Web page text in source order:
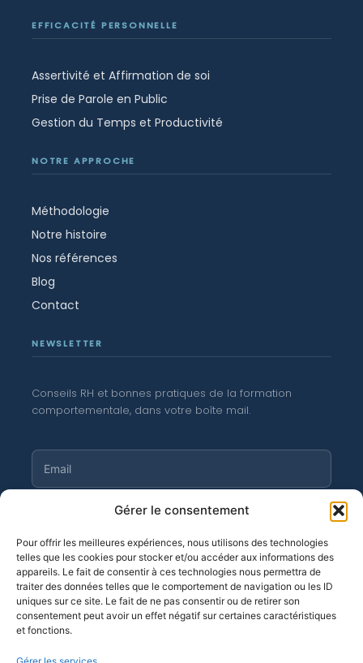
Gérer le consentement
Pour offrir les meilleures expériences, nous utilisons des technologies
telles que les cookies pour stocker et/ou accéder aux informations des
appareils. Le fait de consentir à ces technologies nous permettra de
traiter des données telles que le comportement de navigation ou les ID
uniques sur ce site. Le fait de ne pas consentir ou de retirer son
consentement peut avoir un effet négatif sur certaines caractéristiques
et fonctions.
EFFICACITÉ PERSONNELLE
Assertivité et Affirmation de soi
Prise de Parole en Public
Gestion du Temps et Productivité
NOTRE APPROCHE
Méthodologie
Notre histoire
Nos références
Blog
Contact
NEWSLETTER
Conseils RH et bonnes pratiques de la formation
comportementale, dans votre boîte mail.
S'abonner
©Moortgat 2026· OF n° 11 94 04 256 94